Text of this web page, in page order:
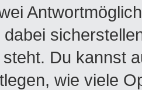
Du kannst
wie viele